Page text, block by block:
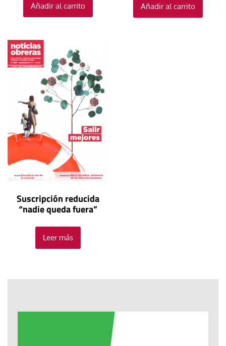
Añadir al carrito Añadir al carrito
Suscripción reducida
“nadie queda fuera”
Leer más